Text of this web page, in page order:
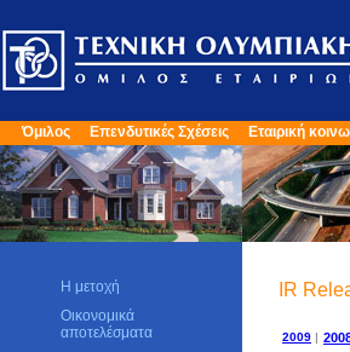
Όμιλος Επενδυτικές Σχέσεις Εταιρική
Η μετοχή
Οικονομικά
αποτελέσματα
IR
2009 |